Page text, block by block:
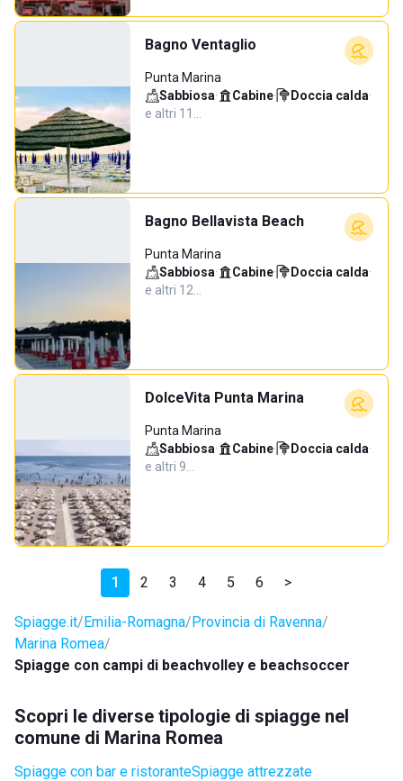
Bagno Ventaglio
Punta Marina
Sabbiosa· Cabine· Doccia calda·
e altri 11…
Bagno Bellavista Beach
Punta Marina
Sabbiosa· Cabine· Doccia calda·
e altri 12…
DolceVita Punta Marina
Punta Marina
Sabbiosa· Cabine· Doccia calda·
e altri 9…
1 2 3 4 5 6 >
Spiagge.it Emilia-Romagna Provincia di Ravenna
Marina Romea
Spiagge con campi di beachvolley e beachsoccer
Scopri le diverse tipologie di spiagge nel
comune di Marina Romea
Spiagge con bar e ristoranteSpiagge attrezzate